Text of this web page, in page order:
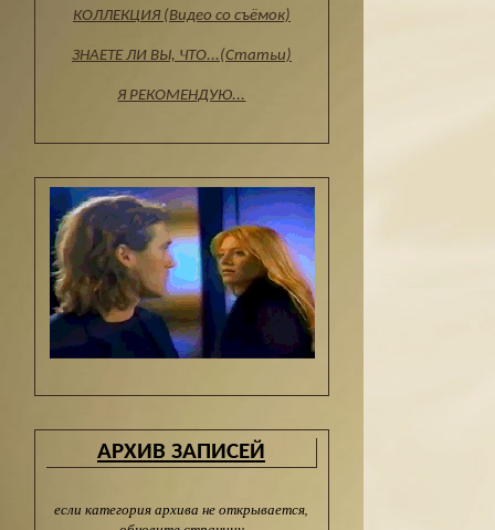
КОЛЛЕКЦИЯ (Видео со съёмок)
ЗНАЕТЕ ЛИ ВЫ, ЧТО...(Статьи)
Я РЕКОМЕНДУЮ...
АРХИВ ЗАПИСЕЙ
если категория архива не открывается,